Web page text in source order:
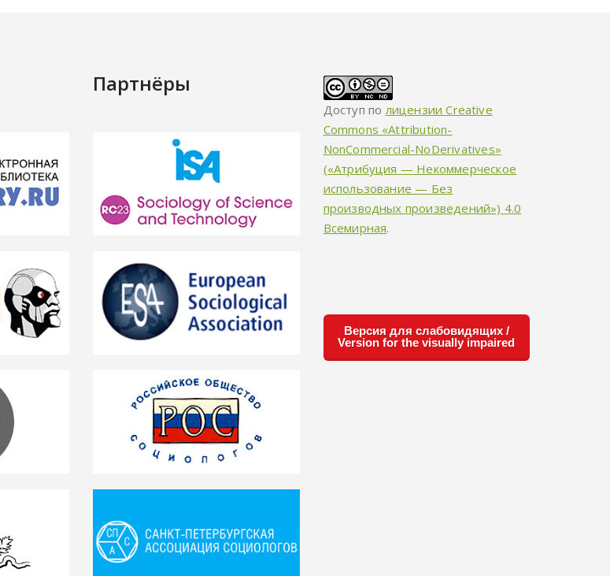
Партнёры
Доступ по лицензии Creative
Commons «Attribution-
NonCommercial-NoDerivatives»
(«Атрибуция — Некоммерческое
использование — Без
производных произведений») 4.0
Всемирная.
Версия для слабовидящих /
Version for the visually impaired